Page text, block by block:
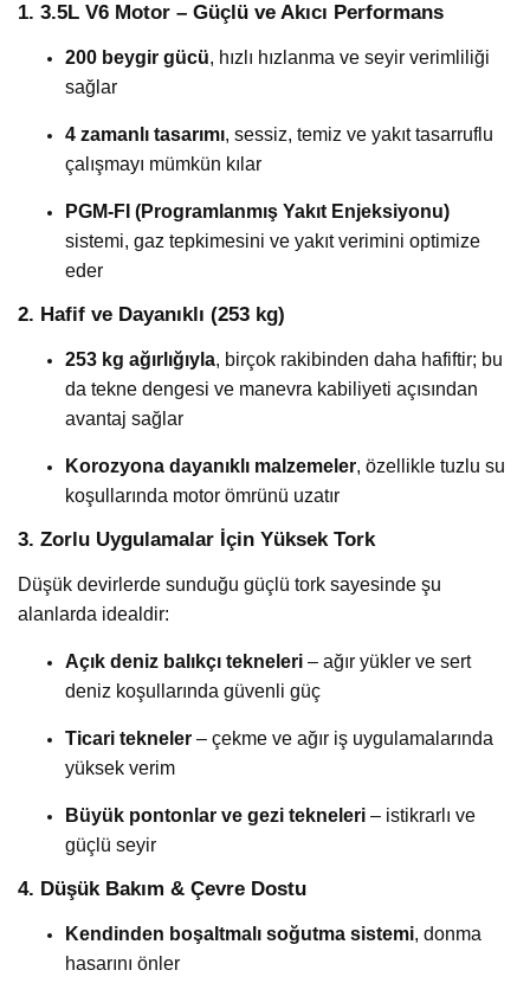
1. 3.5L V6 Motor – Güçlü ve Akıcı Performans
200 beygir gücü, hızlı hızlanma ve seyir verimliliği
sağlar
4 zamanlı tasarımı, sessiz, temiz ve yakıt tasarruflu
çalışmayı mümkün kılar
PGM-FI (Programlanmış Yakıt Enjeksiyonu)
sistemi, gaz tepkimesini ve yakıt verimini optimize
eder
2. Hafif ve Dayanıklı (253 kg)
253 kg ağırlığıyla, birçok rakibinden daha hafiftir; bu
da tekne dengesi ve manevra kabiliyeti açısından
avantaj sağlar
Korozyona dayanıklı malzemeler, özellikle tuzlu su
koşullarında motor ömrünü uzatır
3. Zorlu Uygulamalar İçin Yüksek Tork
Düşük devirlerde sunduğu güçlü tork sayesinde şu
alanlarda idealdir:
Açık deniz balıkçı tekneleri – ağır yükler ve sert
deniz koşullarında güvenli güç
Ticari tekneler – çekme ve ağır iş uygulamalarında
yüksek verim
Büyük pontonlar ve gezi tekneleri – istikrarlı ve
güçlü seyir
4. Düşük Bakım & Çevre Dostu
Kendinden boşaltmalı soğutma sistemi, donma
hasarını önler